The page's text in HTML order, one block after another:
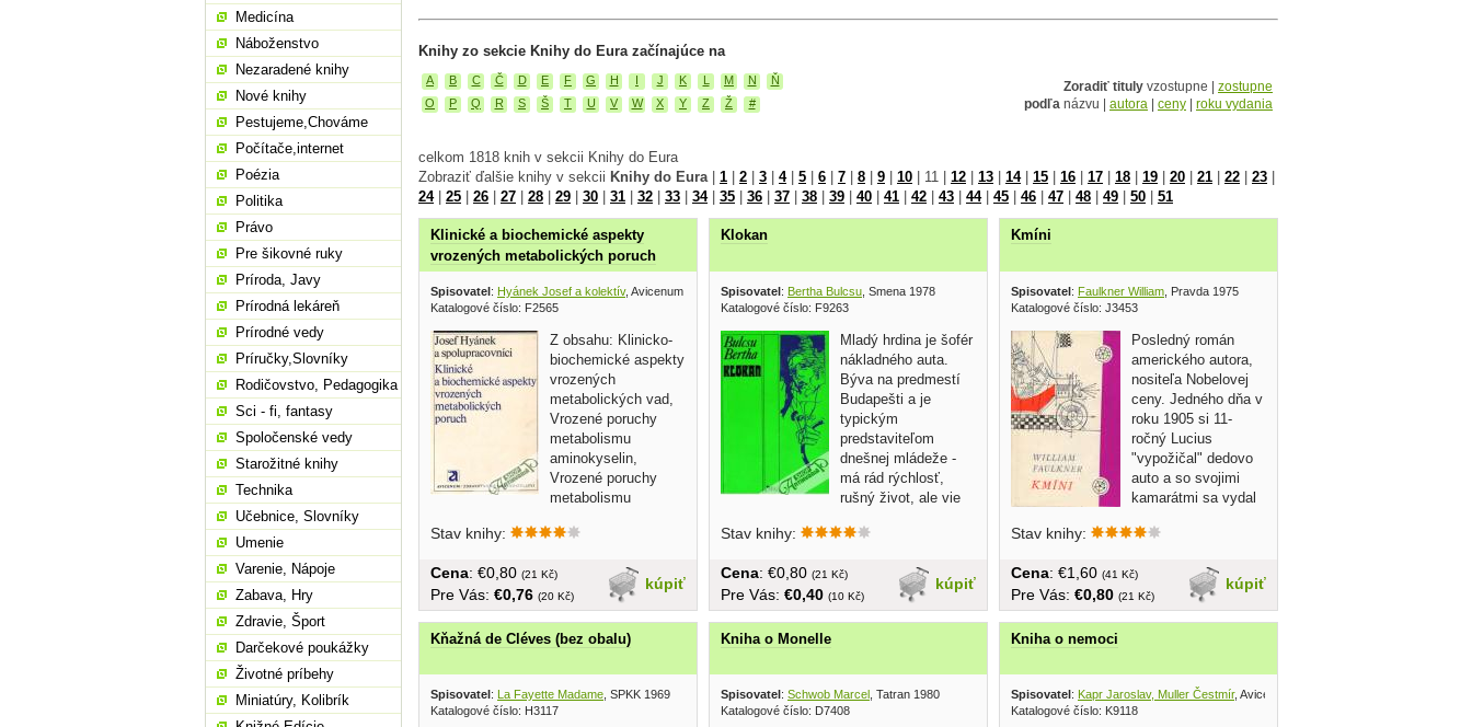
Knihy zo sekcie Knihy do Eura začínajúce na
A B C Č D E F G H I J K L M N
Ň
O
P Q R S Š T U V W X Y Z Ž #
Zoradiť tituly vzostupne | zostupne
podľa názvu | autora ceny roku vydania
celkom 1818 knih v sekcii Knihy do Eura
Zobraziť ďalšie knihy v sekcii Knihy do Eura| 1 2 3 4| 5 6 7 8 9 10 11 12 13 14| 15 16 17 18 19 20 21 22 23
24| 25 26 27 28 29 30 31 32 33 34| 35 36 37 38 39 40 41 42 43 44| 45 46 47 48 49 50 51
Klinické a biochemické aspekty
vrozených metabolických poruch
Spisovatel: Hyánek Josef a kolektív, Avicenum 1980
Katalogové číslo: F2565
Z obsahu: Klinicko-
biochemické aspekty
vrozených
metabolických vad,
Vrozené poruchy
metabolismu
aminokyselin,
Vrozené poruchy
metabolismu
Stav knihy:
kúpiť
Cena: €0,80 (21 Kč)
Pre Vás: €0,76 (20 Kč)
Klokan
Spisovatel: Bertha Bulcsu , Smena 1978
Katalogové číslo: F9263
Mladý hrdina je šofér
nákladného auta.
Býva na predmestí
Budapešti a je
typickým
predstaviteľom
dnešnej mládeže -
má rád rýchlosť,
rušný život, ale vie
Stav knihy:
kúpiť
Cena: €0,80 (21 Kč)
Pre Vás: €0,40 (10 Kč)
Kmíni
Spisovatel: Faulkner William , Pravda 1975
Katalogové číslo: J3453
Posledný román
amerického autora,
nositeľa Nobelovej
ceny. Jedného dňa v
roku 1905 si 11-
ročný Lucius
"vypožičal" dedovo
auto a so svojimi
kamarátmi sa vydal
Stav knihy:
kúpiť
Cena: €1,60 (41 Kč)
Pre Vás: €0,80 (21 Kč)
Kňažná de Cléves (bez obalu)
Spisovatel : La Fayette Madame, SPKK 1969
Katalogové číslo: H3117
Kniha o Monelle
Spisovatel : Schwob Marcel , Tatran 1980
Katalogové číslo: D7408
Kniha o nemoci
Spisovatel : Kapr Jaroslav, Muller Čestmír, Avicenum 1986
Katalogové číslo: K9118
Medicína
Náboženstvo
Nezaradené knihy
Nové knihy
Pestujeme,Chováme
Počítače,internet
Poézia
Politika
Právo
Pre šikovné ruky
Príroda, Javy
Prírodná lekáreň
Prírodné vedy
Príručky,Slovníky
Rodičovstvo, Pedagogika
Sci - fi, fantasy
Spoločenské vedy
Starožitné knihy
Technika
Učebnice, Slovníky
Umenie
Varenie, Nápoje
Zabava, Hry
Zdravie, Šport
Darčekové poukážky
Životné príbehy
Miniatúry, Kolibrík